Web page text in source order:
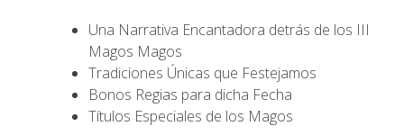
Una Narrativa Encantadora detrás de los III
Magos Magos
Tradiciones Únicas que Festejamos
Bonos Regias para dicha Fecha
Títulos Especiales de los Magos